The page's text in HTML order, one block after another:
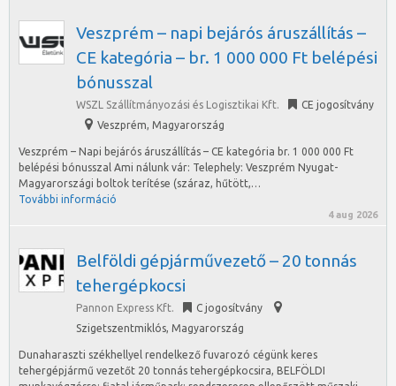
Veszprém – napi bejárós áruszállítás –
CE kategória – br. 1 000 000 Ft belépési
bónusszal
WSZL Szállítmányozási és Logisztikai Kft.
CE jogosítvány
Veszprém, Magyarország
Veszprém – Napi bejárós áruszállítás – CE kategória br. 1 000 000 Ft
belépési bónusszal Ami nálunk vár: Telephely: Veszprém Nyugat-
Magyarországi boltok terítése (száraz, hűtött,…
További információ
4 aug 2026
Belföldi gépjárművezető – 20 tonnás
tehergépkocsi
Pannon Express Kft.
C jogosítvány
Szigetszentmiklós, Magyarország
Dunaharaszti székhellyel rendelkező fuvarozó cégünk keres
tehergépjármű vezetőt 20 tonnás tehergépkocsira, BELFÖLDI